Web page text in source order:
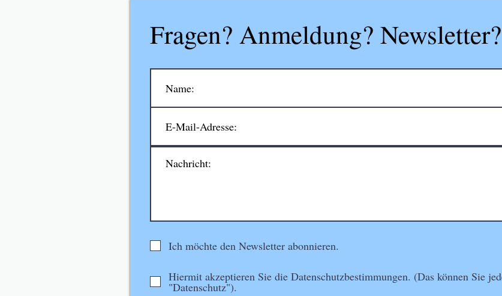
Fragen? Anmeldung? Newsletter?
Ich möchte den Newsletter abonnieren.
Hiermit akzeptieren Sie die Datenschutzbestimmungen. (Das können Sie
"Datenschutz").